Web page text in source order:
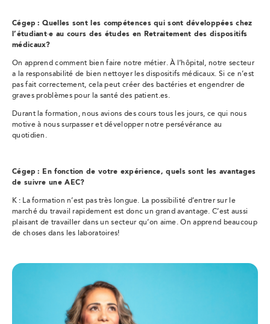
Cégep : Quelles sont les compétences qui sont développées chez
l’étudiant·e au cours des études en Retraitement des dispositifs
médicaux?
On apprend comment bien faire notre métier. À l’hôpital, notre secteur
a la responsabilité de bien nettoyer les dispositifs médicaux. Si ce n’est
pas fait correctement, cela peut créer des bactéries et engendrer de
graves problèmes pour la santé des patient.es.
Durant la formation, nous avions des cours tous les jours, ce qui nous
motive à nous surpasser et développer notre persévérance au
quotidien.
Cégep : En fonction de votre expérience, quels sont les avantages
de suivre uneAEC?
K : La formation n’est pas très longue. La possibilité d’entrer sur le
marché du travail rapidement est donc un grand avantage. C’est aussi
plaisant de travailler dans un secteur qu’on aime. On apprend beaucoup
de choses dans les laboratoires!